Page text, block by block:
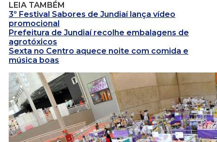
LEIA TAMBÉM
3º Festival Sabores de Jundiaí lança vídeo
promocional
Prefeitura de Jundiaí recolhe embalagens de
agrotóxicos
Sexta no Centro aquece noite com comida e
música boas